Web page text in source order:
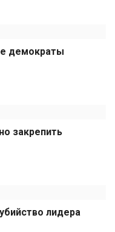
демократы
закрепить
лидера